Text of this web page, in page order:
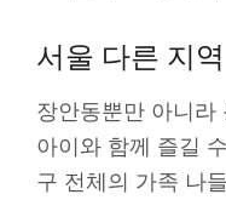
서울 다른 지
장안동뿐만 아니라
아이와 함께 즐길
구 전체의 가족 나